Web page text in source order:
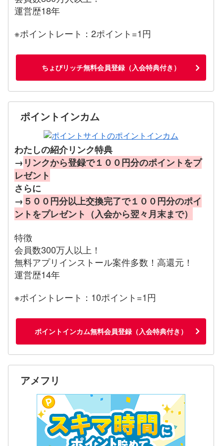
運営歴18年
※ポイントレート：2ポイント=1円
ちょびリッチ無料会員登録（入会特典付き）
ポイントインカム
わたしの紹介リンク特典
→ リンクから登録で１００円分のポイントをプ
レゼント
さらに
→ ５００円分以上交換完了で１００円分のポイ
ントをプレゼント（入会から翌々月末まで）
特徴
会員数300万人以上！
無料アプリインストール案件多数！高還元！
運営歴14年
※ポイントレート：10ポイント=1円
ポイントインカム無料会員登録（入会特典付き）
アメフリ